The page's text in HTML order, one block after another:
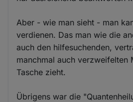
Aber - wie man sieht - man
verdienen. Das man wie die
auch den hilfesuchenden,
manchmal auch verzweifelten
Tasche zieht.
Übrigens war die